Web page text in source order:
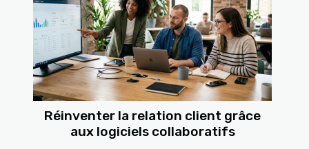
Réinventer la relation client grâce
aux logiciels collaboratifs